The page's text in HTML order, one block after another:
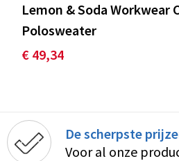
Lemon & Soda Workwear
Polosweater
€ 49,34
De scherpste
Voor al onze